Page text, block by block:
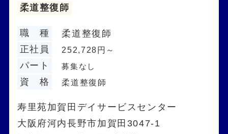
柔道整復師
職 種
柔道整復師
正社員
252,728円～
パート 募集なし
資 格 柔道整復師
寿里苑加賀田デイサービスセンター
大阪府河内長野市加賀田3047-1